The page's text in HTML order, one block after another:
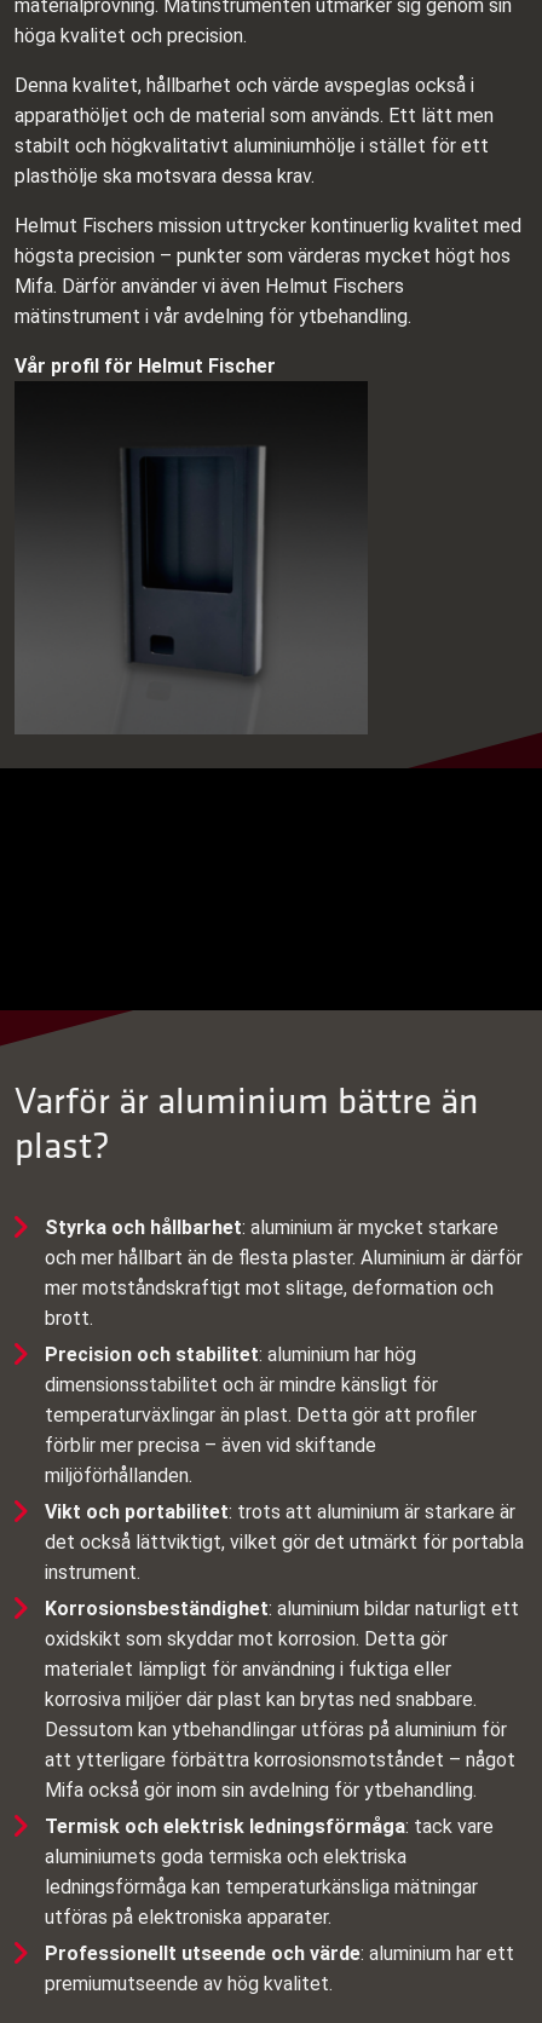
materialprovning. Mätinstrumenten utmärker sig genom sin
höga kvalitet och precision.
Denna kvalitet, hållbarhet och värde avspeglas också i
apparathöljet och de material som används. Ett lätt men
stabilt och högkvalitativt aluminiumhölje i stället för ett
plasthölje ska motsvara dessa krav.
Helmut Fischers mission uttrycker kontinuerlig kvalitet med
högsta precision – punkter som värderas mycket högt hos
Mifa. Därför använder vi även Helmut Fischers
mätinstrument i vår avdelning för ytbehandling.
Vår profil för Helmut Fischer
Varför är aluminium bättre än
plast?
Styrka och hållbarhet: aluminium är mycket starkare
och mer hållbart än de flesta plaster. Aluminium är därför
mer motståndskraftigt mot slitage, deformation och
brott.
Precision och stabilitet: aluminium har hög
dimensionsstabilitet och är mindre känsligt för
temperaturväxlingar än plast. Detta gör att profiler
förblir mer precisa – även vid skiftande
miljöförhållanden.
Vikt och portabilitet: trots att aluminium är starkare är
det också lättviktigt, vilket gör det utmärkt för portabla
instrument.
Korrosionsbeständighet: aluminium bildar naturligt ett
oxidskikt som skyddar mot korrosion. Detta gör
materialet lämpligt för användning i fuktiga eller
korrosiva miljöer där plast kan brytas ned snabbare.
Dessutom kan ytbehandlingar utföras på aluminium för
att ytterligare förbättra korrosionsmotståndet – något
Mifa också gör inom sin avdelning för ytbehandling.
Termisk och elektrisk ledningsförmåga: tack vare
aluminiumets goda termiska och elektriska
ledningsförmåga kan temperaturkänsliga mätningar
utföras på elektroniska apparater.
Professionellt utseende och värde: aluminium har ett
premiumutseende av hög kvalitet.